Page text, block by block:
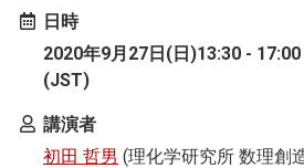
日時
2020年9月27日(日)13:30 - 17:00
(JST)
講演者
初田 哲男 (理化学研究所 数理創